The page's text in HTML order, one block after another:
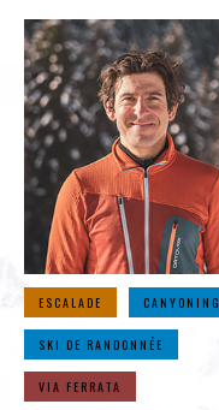
ESCALADE CANYONING
SKI DE RANDONNÉE
VIA FERRATA